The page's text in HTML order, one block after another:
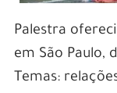
Palestra
em São Paulo,
Temas: